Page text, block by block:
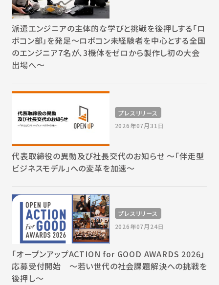
派遣エンジニアの主体的な学びと挑戦を後押しする「ロ
ボコン部」を発足～ロボコン未経験者を中心とする全国
のエンジニア7名が、3機体をゼロから製作し初の大会
出場へ～
プレスリリース
2026年07月31日
代表取締役の異動及び社長交代のお知らせ 〜「伴走型
ビジネスモデル」への変革を加速〜
プレスリリース
2026年07月24日
「オープンアップACTION for GOOD AWARDS 2026」
応募受付開始 〜若い世代の社会課題解決への挑戦を
後押し〜